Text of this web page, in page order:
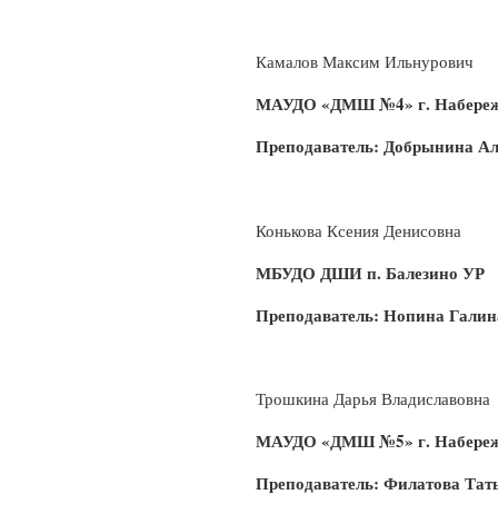
Камалов Максим Ильнурович
МАУДО «ДМШ №4» г.
Преподаватель: Добрынина
Конькова Ксения Денисовна
МБУДО ДШИ п. Балезино УР
Преподаватель: Нопина
Трошкина Дарья Владиславовна
МАУДО «ДМШ №5» г.
Преподаватель: Филатова